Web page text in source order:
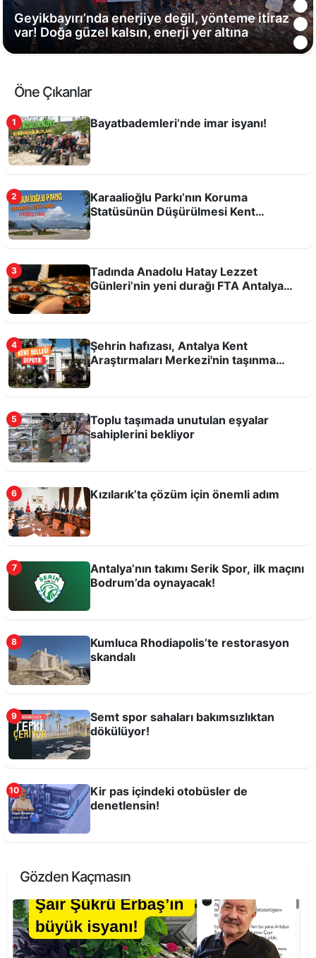
Geyikbayırı’nda enerjiye değil, yönteme itiraz
var! Doğa güzel kalsın, enerji yer altına
Bremen Mızıkacıları!
Antalyaspor’a yok, Hull City’e var!
Bu şartlarda sporcu yetişmez!
Rüzgarı Bekleyen Antalyalılar
Öne Çıkanlar
1 Bayatbademleri’nde imar isyanı!
2
Karaalioğlu Parkı’nın Koruma
Statüsünün Düşürülmesi Kent
3
Tadında Anadolu Hatay Lezzet
Günleri’nin yeni durağı FTA Antalya
4
Şehrin hafızası, Antalya Kent
Araştırmaları Merkezi'nin taşınma
5
Toplu taşımada unutulan eşyalar
sahiplerini bekliyor
6 Kızılarık’ta çözüm için önemli adım
7
Antalya’nın takımı Serik Spor, ilk maçını
Bodrum’da oynayacak!
8
Kumluca Rhodiapolis’te restorasyon
skandalı
9
Semt spor sahaları bakımsızlıktan
dökülüyor!
10
Kir pas içindeki otobüsler de
denetlensin!
Gözden Kaçmasın